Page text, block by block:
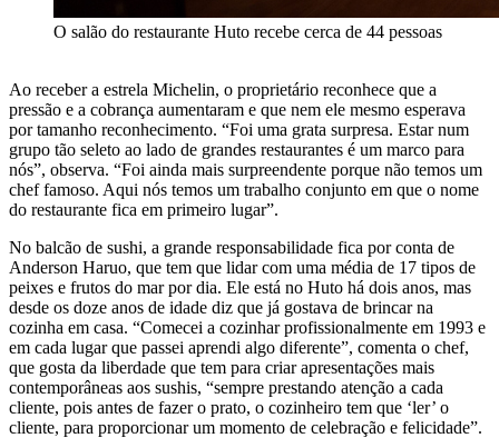
O salão do restaurante Huto recebe cerca de 44 pessoas
Ao receber a estrela Michelin, o proprietário reconhece que a
pressão e a cobrança aumentaram e que nem ele mesmo esperava
por tamanho reconhecimento. “Foi uma grata surpresa. Estar num
grupo tão seleto ao lado de grandes restaurantes é um marco para
nós”, observa. “Foi ainda mais surpreendente porque não temos um
chef famoso. Aqui nós temos um trabalho conjunto em que o nome
do restaurante fica em primeiro lugar”.
No balcão de sushi, a grande responsabilidade fica por conta de
Anderson Haruo, que tem que lidar com uma média de 17 tipos de
peixes e frutos do mar por dia. Ele está no Huto há dois anos, mas
desde os doze anos de idade diz que já gostava de brincar na
cozinha em casa. “Comecei a cozinhar profissionalmente em 1993 e
em cada lugar que passei aprendi algo diferente”, comenta o chef,
que gosta da liberdade que tem para criar apresentações mais
contemporâneas aos sushis, “sempre prestando atenção a cada
cliente, pois antes de fazer o prato, o cozinheiro tem que ‘ler’ o
cliente, para proporcionar um momento de celebração e felicidade”.